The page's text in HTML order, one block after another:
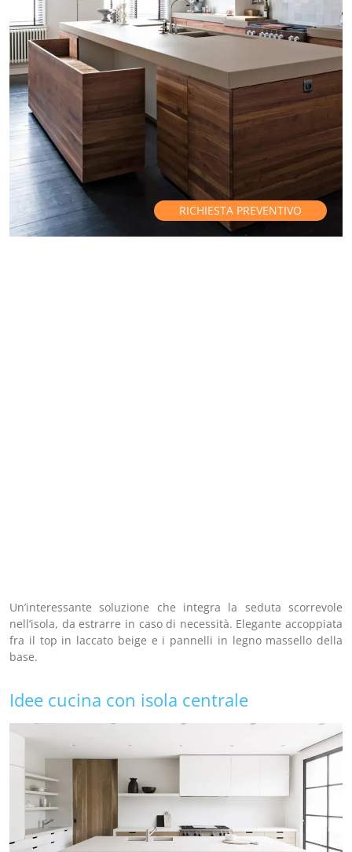
RICHIESTA PREVENTIVO
Un’interessante soluzione che integra la seduta scorrevole
nell’isola, da estrarre in caso di necessità. Elegante accoppiata
fra il top in laccato beige e i pannelli in legno massello della
base.
Idee cucina con isola centrale